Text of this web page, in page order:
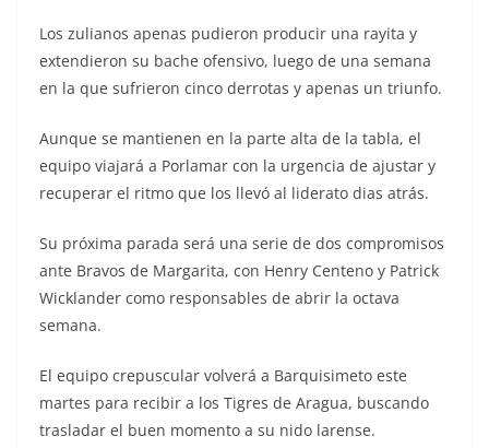
Los zulianos apenas pudieron producir una rayita y
extendieron su bache ofensivo, luego de una semana
en la que sufrieron cinco derrotas y apenas un triunfo.
Aunque se mantienen en la parte alta de la tabla, el
equipo viajará a Porlamar con la urgencia de ajustar y
recuperar el ritmo que los llevó al liderato dias atrás.
Su próxima parada será una serie de dos compromisos
ante Bravos de Margarita, con Henry Centeno y Patrick
Wicklander como responsables de abrir la octava
semana.
El equipo crepuscular volverá a Barquisimeto este
martes para recibir a los Tigres de Aragua, buscando
trasladar el buen momento a su nido larense.